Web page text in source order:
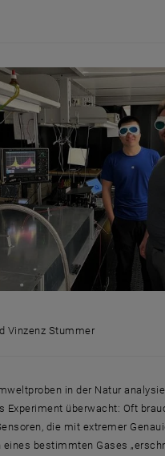
Vinzenz Stummer
in der Natur
Experiment überwacht: Oft
die mit extremer
eines bestimmten Gases